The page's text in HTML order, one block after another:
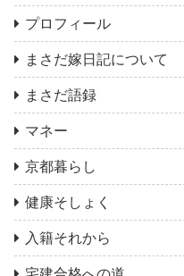
プロフィール
まさだ嫁日記について
まさだ語録
マネー
京都暮らし
健康そしょく
入籍それから